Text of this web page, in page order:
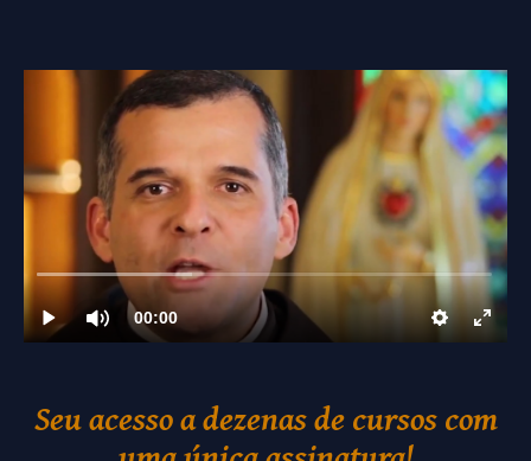
Seu acesso a dezenas de cursos com